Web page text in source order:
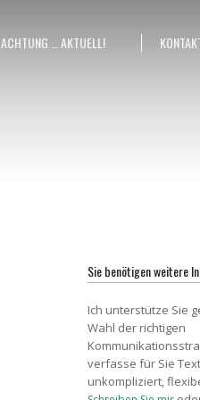
ACHTUNG … AKTUELL!
Sie benötigen weitere
Ich unterstütze Sie
Wahl der richtigen
verfasse für Sie
unkompliziert,